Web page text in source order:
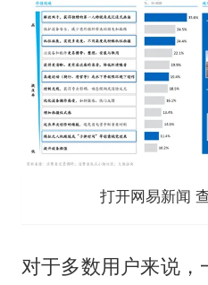
打开网易新闻
对于多数用户来说，